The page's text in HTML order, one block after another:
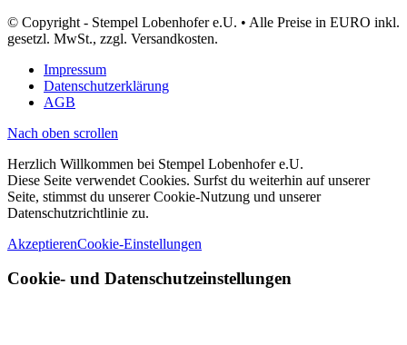
© Copyright - Stempel Lobenhofer e.U. • Alle Preise in EURO inkl.
gesetzl. MwSt., zzgl. Versandkosten.
Impressum
Datenschutzerklärung
AGB
Nach oben scrollen
Herzlich Willkommen bei Stempel Lobenhofer e.U.
Diese Seite verwendet Cookies. Surfst du weiterhin auf unserer
Seite, stimmst du unserer Cookie-Nutzung und unserer
Datenschutzrichtlinie zu.
AkzeptierenCookie-Einstellungen
Cookie- und Datenschutzeinstellungen